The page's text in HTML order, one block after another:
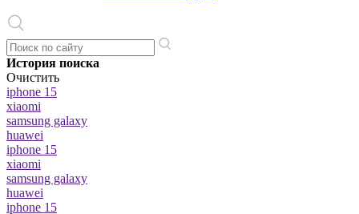
История поиска
Очистить
iphone 15
xiaomi
samsung galaxy
huawei
iphone 15
xiaomi
samsung galaxy
huawei
iphone 15